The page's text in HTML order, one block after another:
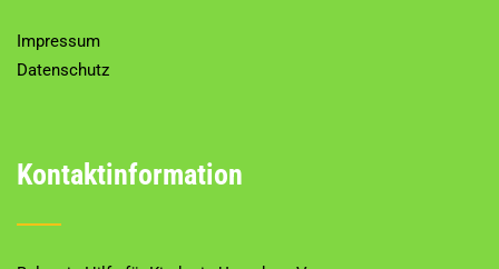
Impressum
Datenschutz
Kontaktinformation